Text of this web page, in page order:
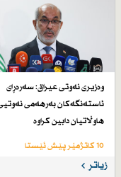
وەزیری نەوتی عیراق: سەرەڕای
ئاستەنگەكان بەرهەمی
هاوڵاتیان دابین كراوە
10 کاتژمێر پێش ئێستا
زیاتر